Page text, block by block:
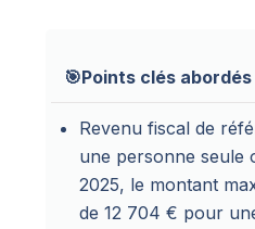
🎯Points clés abordés
Revenu fiscal de
une personne seule
2025, le montant
de 12 704 € pour